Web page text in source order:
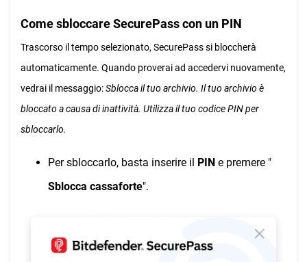
Come sbloccare SecurePass con un PIN
Trascorso il tempo selezionato, SecurePass si bloccherà
automaticamente. Quando proverai ad accedervi nuovamente,
vedrai il messaggio:Sblocca il tuo archivio. Il tuo archivio è
bloccato a causa di inattività. Utilizza il tuo codice PIN per
sbloccarlo.
Per sbloccarlo, basta inserire il PIN e premere "
Sblocca cassaforte".